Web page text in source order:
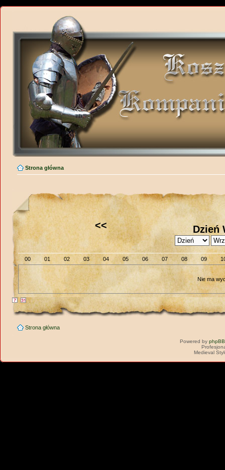
Strona główna
<< Dzień
00 01 02 03 04 05 06 07 08 09
Nie ma
Strona główna
Powered by phpBB
Medieval